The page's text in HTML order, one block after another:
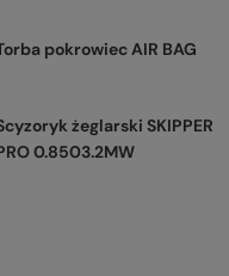
pokrowiec AIR BAG
żeglarski SKIPPER
0.8503.2MW